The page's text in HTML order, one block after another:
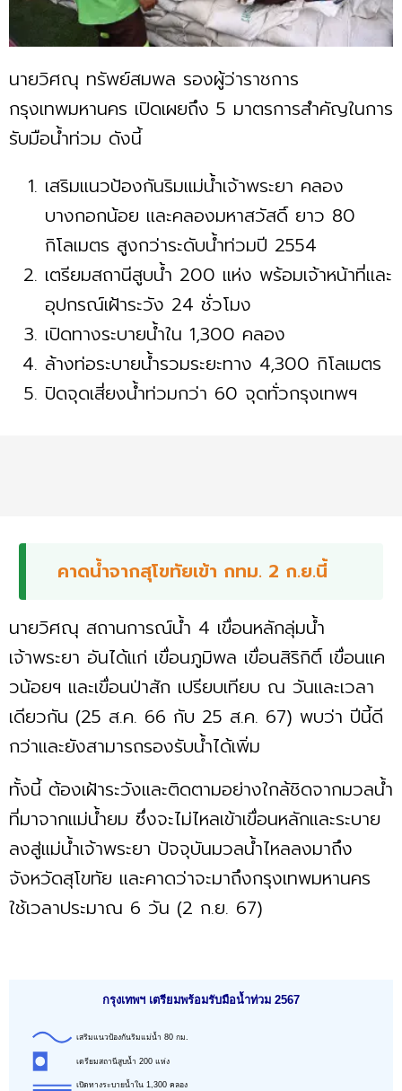
นายวิศณุ ทรัพย์สมพล รองผู้ว่าราชการ
กรุงเทพมหานคร เปิดเผยถึง 5 มาตรการสำคัญในการ
รับมือน้ำท่วม ดังนี้
เสริมแนวป้องกันริมแม่น้ำเจ้าพระยา คลอง
บางกอกน้อย และคลองมหาสวัสดิ์ ยาว 80
กิโลเมตร สูงกว่าระดับน้ำท่วมปี 2554
เตรียมสถานีสูบน้ำ 200 แห่ง พร้อมเจ้าหน้าที่และ
อุปกรณ์เฝ้าระวัง 24 ชั่วโมง
เปิดทางระบายน้ำใน 1,300 คลอง
ล้างท่อระบายน้ำรวมระยะทาง 4,300 กิโลเมตร
ปิดจุดเสี่ยงน้ำท่วมกว่า 60 จุดทั่วกรุงเทพฯ
คาดน้ำจากสุโขทัยเข้า กทม. 2 ก.ย.นี้
นายวิศณุ สถานการณ์น้ำ 4 เขื่อนหลักลุ่มน้ำ
เจ้าพระยา อันได้แก่ เขื่อนภูมิพล เขื่อนสิริกิติ์ เขื่อนแค
วน้อยฯ และเขื่อนป่าสัก เปรียบเทียบ ณ วันและเวลา
เดียวกัน (25 ส.ค. 66 กับ 25 ส.ค. 67) พบว่า ปีนี้ดี
กว่าและยังสามารถรองรับน้ำได้เพิ่ม
ทั้งนี้ ต้องเฝ้าระวังและติดตามอย่างใกล้ชิดจากมวลน้ำ
ที่มาจากแม่น้ำยม ซึ่งจะไม่ไหลเข้าเขื่อนหลักและระบาย
ลงสู่แม่น้ำเจ้าพระยา ปัจจุบันมวลน้ำไหลลงมาถึง
จังหวัดสุโขทัย และคาดว่าจะมาถึงกรุงเทพมหานคร
ใช้เวลาประมาณ 6 วัน (2 ก.ย. 67)
กรุงเทพฯ เตรียมพร้อมรับมือน้ำท่วม 2567
เสริมแนวป้องกันริมแม่น้ำ 80 กม.
เตรียมสถานีสูบน้ำ 200 แห่ง
เปิดทางระบายน้ำใน 1,300 คลอง